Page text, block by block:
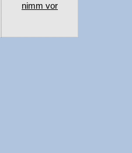
nimm vor